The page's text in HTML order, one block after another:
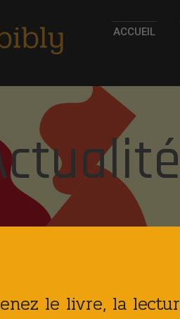
ACCUEIL
le livre, la